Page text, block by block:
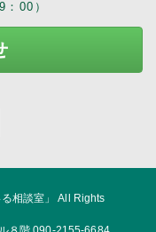
：00）
相談室」
All Rights